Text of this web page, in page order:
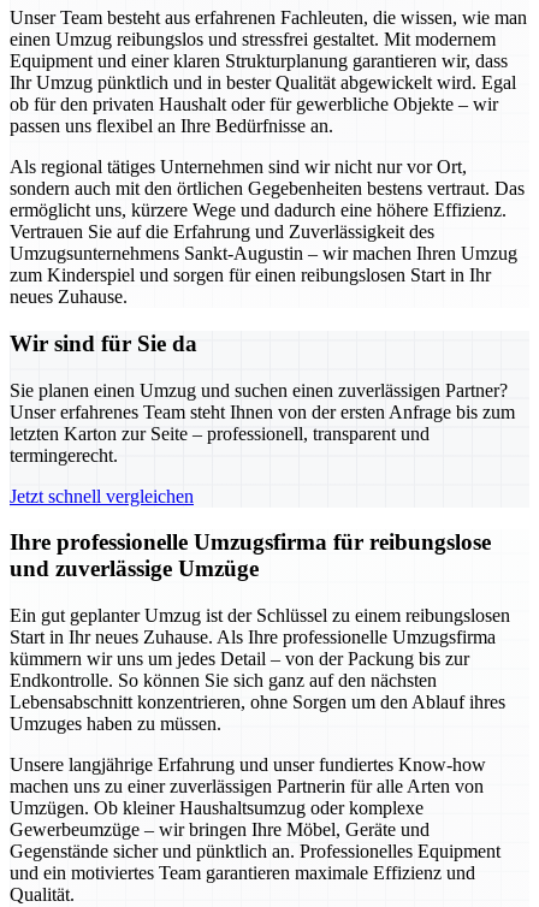
Unser Team besteht aus erfahrenen Fachleuten, die wissen, wie man
einen Umzug reibungslos und stressfrei gestaltet. Mit modernem
Equipment und einer klaren Strukturplanung garantieren wir, dass
Ihr Umzug pünktlich und in bester Qualität abgewickelt wird. Egal
ob für den privaten Haushalt oder für gewerbliche Objekte – wir
passen uns flexibel an Ihre Bedürfnisse an.
Als regional tätiges Unternehmen sind wir nicht nur vor Ort,
sondern auch mit den örtlichen Gegebenheiten bestens vertraut. Das
ermöglicht uns, kürzere Wege und dadurch eine höhere Effizienz.
Vertrauen Sie auf die Erfahrung und Zuverlässigkeit des
Umzugsunternehmens Sankt-Augustin – wir machen Ihren Umzug
zum Kinderspiel und sorgen für einen reibungslosen Start in Ihr
neues Zuhause.
Wir sind für Sie da
Sie planen einen Umzug und suchen einen zuverlässigen Partner?
Unser erfahrenes Team steht Ihnen von der ersten Anfrage bis zum
letzten Karton zur Seite – professionell, transparent und
termingerecht.
Jetzt schnell vergleichen
Ihre professionelle Umzugsfirma für reibungslose
und zuverlässige Umzüge
Ein gut geplanter Umzug ist der Schlüssel zu einem reibungslosen
Start in Ihr neues Zuhause. Als Ihre professionelle Umzugsfirma
kümmern wir uns um jedes Detail – von der Packung bis zur
Endkontrolle. So können Sie sich ganz auf den nächsten
Lebensabschnitt konzentrieren, ohne Sorgen um den Ablauf ihres
Umzuges haben zu müssen.
Unsere langjährige Erfahrung und unser fundiertes Know-how
machen uns zu einer zuverlässigen Partnerin für alle Arten von
Umzügen. Ob kleiner Haushaltsumzug oder komplexe
Gewerbeumzüge – wir bringen Ihre Möbel, Geräte und
Gegenstände sicher und pünktlich an. Professionelles Equipment
und ein motiviertes Team garantieren maximale Effizienz und
Qualität.